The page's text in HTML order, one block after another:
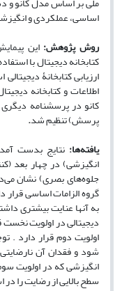
اساسی، عملکردی و
روش پژوهش: این
کتابخانه دیجیتال با
ارزیابی کتابخانۀ
اطلاعات و کتابخانه
پرسش) تنظیم شد.
یافتهها: نتایج بدست
انگیزشی) در چهار بعد
جلوه‌های بصری) نشان
گروه الزامات اساسی قرار
به آنها عنایت بیشتری
دیجیتالی در اولویت
اولویت دوم قرار دارد .
شود و فقدان آن
انگیزشی که در اولویت
سطح بالایی از رضایت را در